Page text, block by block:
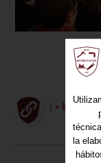
[ + Info
la